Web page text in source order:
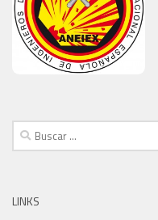
Buscar:
LINKS